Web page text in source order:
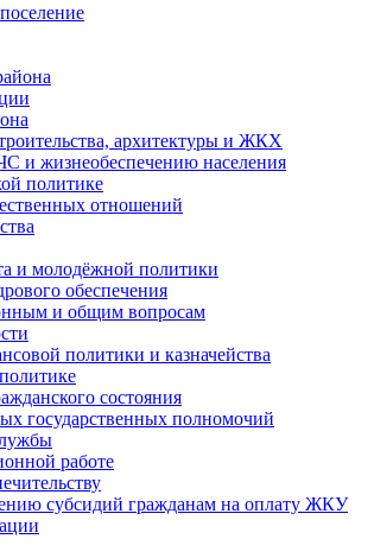
архитектуры и ЖКХ
и жизнеобеспечению населения
политике
отношений
и молодёжной политики
обеспечения
и общим вопросам
политики и казначейства
состояния
государственных полномочий
работе
субсидий гражданам на оплату ЖКУ